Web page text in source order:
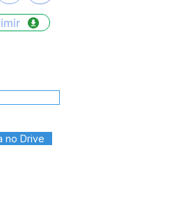
no Drive